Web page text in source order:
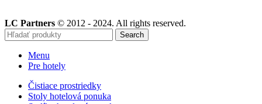
LC Partners © 2012 - 2024. All rights reserved.
Search
Menu
Pre hotely
Čistiace prostriedky
Stoly hotelová ponuka